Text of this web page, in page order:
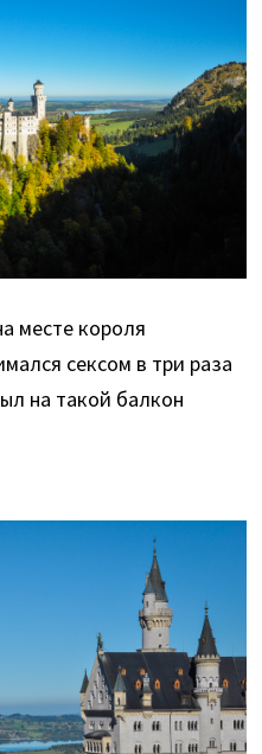
месте короля
сексом в три раза
на такой балкон